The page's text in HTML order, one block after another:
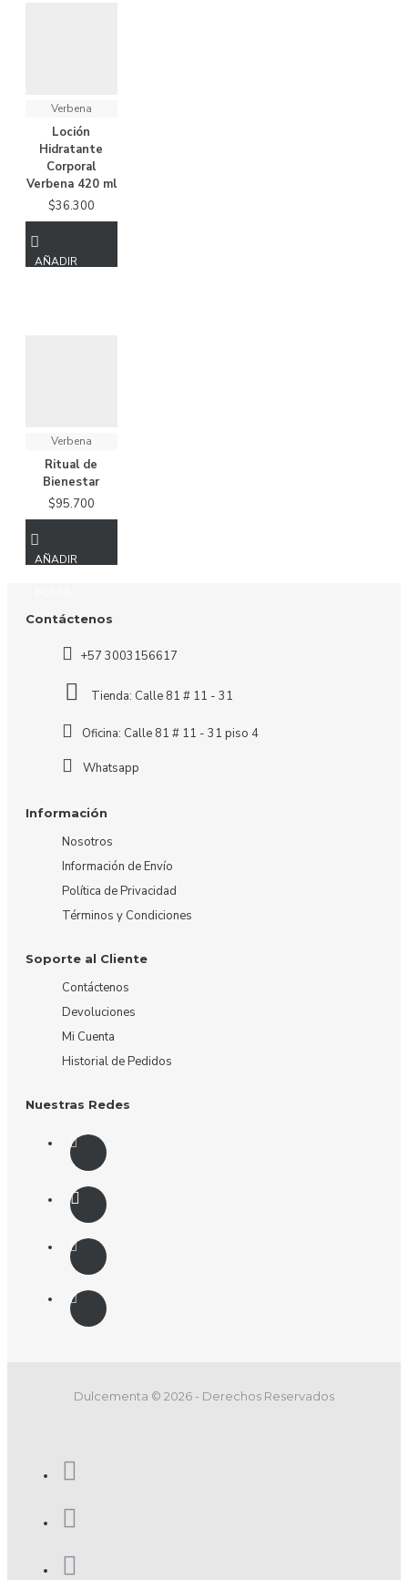
Verbena
Loción
Hidratante
Corporal
Verbena 420 ml
$36.300
AÑADIR
Verbena
Ritual de
Bienestar
$95.700
AÑADIR
Contáctenos
+57 3003156617
Tienda: Calle 81 # 11 - 31
Oficina: Calle 81 # 11 - 31 piso 4
Whatsapp
Información
Nosotros
Información de Envío
Política de Privacidad
Términos y Condiciones
Soporte al Cliente
Contáctenos
Devoluciones
Mi Cuenta
Historial de Pedidos
Nuestras Redes
Dulcementa © 2026 - Derechos Reservados